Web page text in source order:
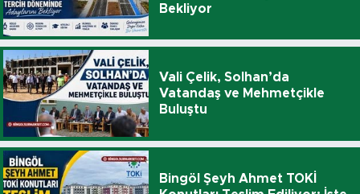
Bekliyor
Vali Çelik, Solhan’da
Vatandaş ve Mehmetçikle
Buluştu
Bingöl Şeyh Ahmet TOKİ